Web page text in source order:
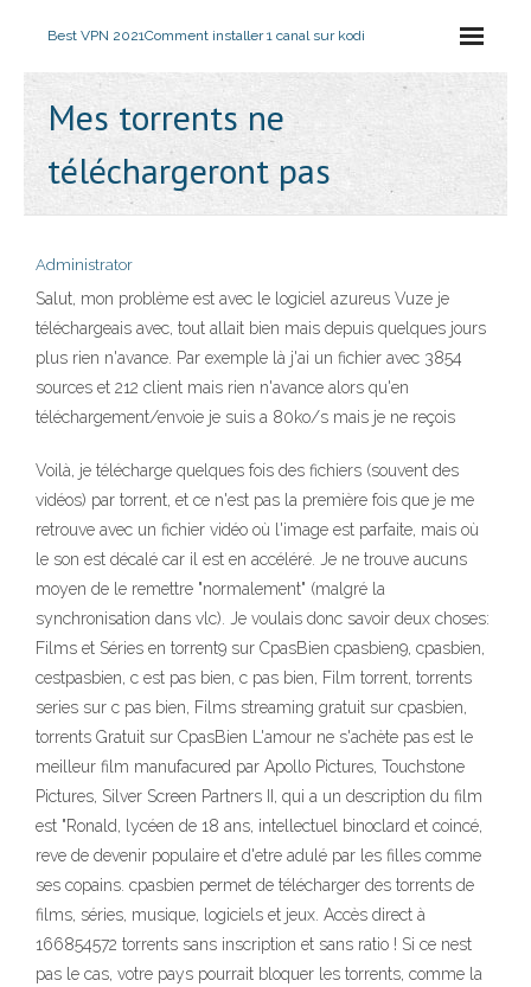
Best VPN 2021Comment installer 1 canal sur kodi
Mes torrents ne
téléchargeront pas
Administrator
Salut, mon problème est avec le logiciel azureus Vuze je
téléchargeais avec, tout allait bien mais depuis quelques jours
plus rien n'avance. Par exemple là j'ai un fichier avec 3854
sources et 212 client mais rien n'avance alors qu'en
téléchargement/envoie je suis a 80ko/s mais je ne reçois
Voilà, je télécharge quelques fois des fichiers (souvent des
vidéos) par torrent, et ce n'est pas la première fois que je me
retrouve avec un fichier vidéo où l'image est parfaite, mais où
le son est décalé car il est en accéléré. Je ne trouve aucuns
moyen de le remettre "normalement" (malgré la
synchronisation dans vlc). Je voulais donc savoir deux choses:
Films et Séries en torrent9 sur CpasBien cpasbien9, cpasbien,
cestpasbien, c est pas bien, c pas bien, Film torrent, torrents
series sur c pas bien, Films streaming gratuit sur cpasbien,
torrents Gratuit sur CpasBien L'amour ne s'achète pas est le
meilleur film manufacured par Apollo Pictures, Touchstone
Pictures, Silver Screen Partners II, qui a un description du film
est "Ronald, lycéen de 18 ans, intellectuel binoclard et coincé,
reve de devenir populaire et d'etre adulé par les filles comme
ses copains. cpasbien permet de télécharger des torrents de
films, séries, musique, logiciels et jeux. Accès direct à
166854572 torrents sans inscription et sans ratio ! Si ce nest
pas le cas, votre pays pourrait bloquer les torrents, comme la